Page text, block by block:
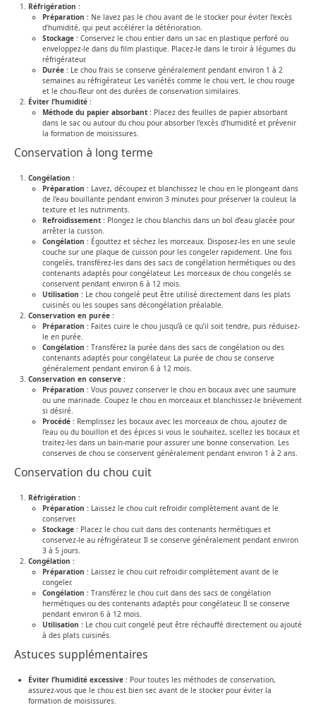
Réfrigération :
Préparation : Ne lavez pas le chou avant de le stocker pour éviter l’excès
d’humidité, qui peut accélérer la détérioration.
Stockage : Conservez le chou entier dans un sac en plastique perforé ou
enveloppez-le dans du film plastique. Placez-le dans le tiroir à légumes du
réfrigérateur.
Durée : Le chou frais se conserve généralement pendant environ 1 à 2
semaines au réfrigérateur. Les variétés comme le chou vert, le chou rouge
et le chou-fleur ont des durées de conservation similaires.
Éviter l’humidité :
Méthode du papier absorbant : Placez des feuilles de papier absorbant
dans le sac ou autour du chou pour absorber l’excès d’humidité et prévenir
la formation de moisissures.
Conservation à long terme
Congélation :
Préparation : Lavez, découpez et blanchissez le chou en le plongeant dans
de l’eau bouillante pendant environ 3 minutes pour préserver la couleur, la
texture et les nutriments.
Refroidissement : Plongez le chou blanchis dans un bol d’eau glacée pour
arrêter la cuisson.
Congélation : Égouttez et séchez les morceaux. Disposez-les en une seule
couche sur une plaque de cuisson pour les congeler rapidement. Une fois
congelés, transférez-les dans des sacs de congélation hermétiques ou des
contenants adaptés pour congélateur. Les morceaux de chou congelés se
conservent pendant environ 6 à 12 mois.
Utilisation : Le chou congelé peut être utilisé directement dans les plats
cuisinés ou les soupes sans décongélation préalable.
Conservation en purée :
Préparation : Faites cuire le chou jusqu’à ce qu’il soit tendre, puis réduisez-
le en purée.
Congélation : Transférez la purée dans des sacs de congélation ou des
contenants adaptés pour congélateur. La purée de chou se conserve
généralement pendant environ 6 à 12 mois.
Conservation en conserve :
Préparation : Vous pouvez conserver le chou en bocaux avec une saumure
ou une marinade. Coupez le chou en morceaux et blanchissez-le brièvement
si désiré.
Procédé : Remplissez les bocaux avec les morceaux de chou, ajoutez de
l’eau ou du bouillon et des épices si vous le souhaitez, scellez les bocaux et
traitez-les dans un bain-marie pour assurer une bonne conservation. Les
conserves de chou se conservent généralement pendant environ 1 à 2 ans.
Conservation du chou cuit
Réfrigération :
Préparation : Laissez le chou cuit refroidir complètement avant de le
conserver.
Stockage : Placez le chou cuit dans des contenants hermétiques et
conservez-le au réfrigérateur. Il se conserve généralement pendant environ
3 à 5 jours.
Congélation :
Préparation : Laissez le chou cuit refroidir complètement avant de le
congeler.
Congélation : Transférez le chou cuit dans des sacs de congélation
hermétiques ou des contenants adaptés pour congélateur. Il se conserve
pendant environ 6 à 12 mois.
Utilisation : Le chou cuit congelé peut être réchauffé directement ou ajouté
à des plats cuisinés.
Astuces supplémentaires
Éviter l’humidité excessive : Pour toutes les méthodes de conservation,
assurez-vous que le chou est bien sec avant de le stocker pour éviter la
formation de moisissures.